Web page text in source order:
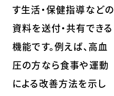
す生活・保健指導などの
資料を送付・共有できる
機能です。例えば、高血
圧の方なら食事や運動
による改善方法を示し